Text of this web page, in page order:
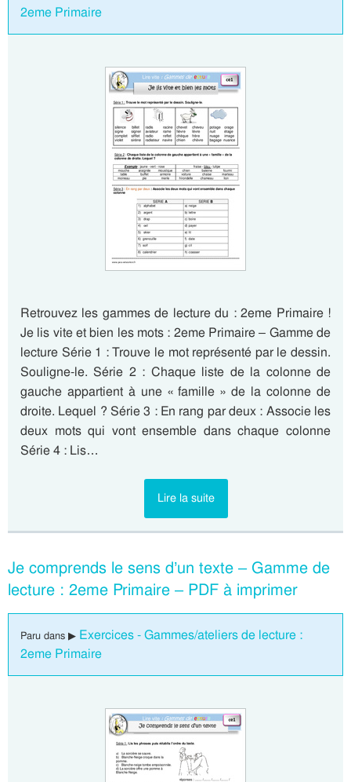
2eme Primaire
Retrouvez les gammes de lecture du : 2eme Primaire !
Je lis vite et bien les mots : 2eme Primaire – Gamme de
lecture Série 1 : Trouve le mot représenté par le dessin.
Souligne-le. Série 2 : Chaque liste de la colonne de
gauche appartient à une « famille » de la colonne de
droite. Lequel ? Série 3 : En rang par deux : Associe les
deux mots qui vont ensemble dans chaque colonne
Série 4 : Lis…
Lire la suite
Je comprends le sens d’un texte – Gamme de
lecture : 2eme Primaire – PDF à imprimer
Paru dans ▶ Exercices - Gammes/ateliers de lecture :
2eme Primaire